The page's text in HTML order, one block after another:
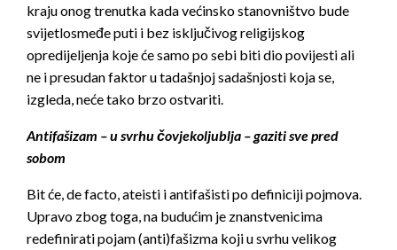
kraju onog trenutka kada većinsko stanovništvo bude
svijetlosmeđe puti i bez isključivog religijskog
opredijeljenja koje će samo po sebi biti dio povijesti ali
ne i presudan faktor u tadašnjoj sadašnjosti koja se,
izgleda, neće tako brzo ostvariti.
Antifašizam – u svrhu čovjekoljublja – gaziti sve pred
sobom
Bit će, de facto, ateisti i antifašisti po definiciji pojmova.
Upravo zbog toga, na budućim je znanstvenicima
redefinirati pojam (anti)fašizma koji u svrhu velikog